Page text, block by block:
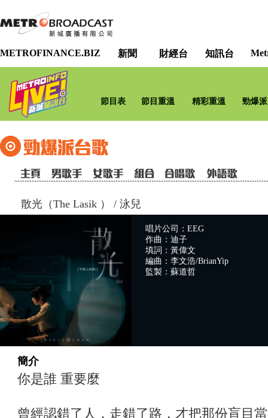
METROFINANCE.BIZ 新聞 財經台 知訊台
節目表 節目重溫 精彩重溫 勁爆
散光（The Lasik ） / 泳兒
唱片公司：EEG
作曲：迪子
填詞：黃偉文
編曲：李文浩/BrianYip
監製：蘇道哲
簡介
你是誰 重要麼
曾經認錯了人，走錯了路，才把那份盲目